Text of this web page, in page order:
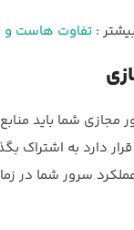
:تفاوت هاست
مجازی شما باید
دارد به اشتراک
سرور شما در